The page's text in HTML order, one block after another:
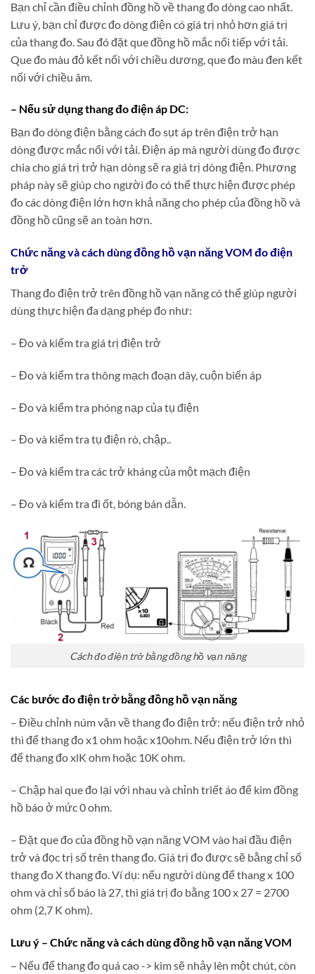
Bạn chỉ cần điều chỉnh đồng hồ về thang đo dòng cao nhất.
Lưu ý, bạn chỉ được đo dòng điện có giá trị nhỏ hơn giá trị
của thang đo. Sau đó đặt que đồng hồ mắc nối tiếp với tải.
Que đo màu đỏ kết nối với chiều dương, que đo màu đen kết
nối với chiều âm.
– Nếu sử dụng thang đo điện áp DC:
Bạn đo dòng điện bằng cách đo sụt áp trên điện trở hạn
dòng được mắc nối với tải. Điện áp mà người dùng đo được
chia cho giá trị trở hạn dòng sẽ ra giá trị dòng điện. Phương
pháp này sẽ giúp cho người đo có thể thực hiện được phép
đo các dòng điện lớn hơn khả năng cho phép của đồng hồ và
đồng hồ cũng sẽ an toàn hơn.
Chức năng và cách dùng đồng hồ vạn năng VOM đo điện
trở
Thang đo điện trở trên đồng hồ vạn năng có thể giúp người
dùng thực hiện đa dạng phép đo như:
– Đo và kiểm tra giá trị điện trở
– Đo và kiểm tra thông mạch đoạn dây, cuộn biến áp
– Đo và kiểm tra phóng nạp của tụ điện
– Đo và kiểm tra tụ điện rò, chập..
– Đo và kiểm tra các trở kháng của một mạch điện
– Đo và kiểm tra đi ốt, bóng bán dẫn.
Cách đo điện trở bằng đồng hồ vạn năng
Các bước đo điện trở bằng đồng hồ vạn năng
– Điều chỉnh núm vặn về thang đo điện trở: nếu điện trở nhỏ
thì để thang đo x1 ohm hoặc x10ohm. Nếu điện trở lớn thì
để thang đo xlK ohm hoặc 10K ohm.
– Chập hai que đo lại với nhau và chỉnh triết áo để kim đồng
hồ báo ở mức 0 ohm.
– Đặt que đo của đồng hồ vạn năng VOM vào hai đầu điện
trở và đọc trị số trên thang đo. Giá trị đo được sẽ bằng chỉ số
thang đo X thang đo. Ví dụ: nếu người dùng để thang x 100
ohm và chỉ số báo là 27, thì giá trị đo bằng 100 x 27 = 2700
ohm (2,7 K ohm).
Lưu ý – Chức năng và cách dùng đồng hồ vạn năng VOM
– Nếu để thang đo quá cao -> kim sẽ nhảy lên một chút, còn